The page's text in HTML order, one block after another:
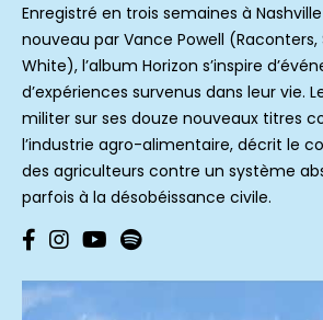
Enregistré en trois semaines à
nouveau par Vance Powell
White), l’album Horizon s’inspire
d’expériences survenus dans leur vie.
militer sur ses douze nouveaux titres
l’industrie agro-alimentaire, décrit le
des agriculteurs contre un système
parfois à la désobéissance civile.